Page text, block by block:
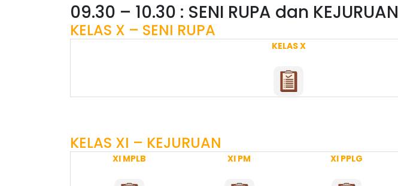
09.30 – 10.30 : SENI RUPA dan KEJURUAN
KELAS X – SENI RUPA
KELAS X
KELAS XI – KEJURUAN
XI MPLB XI PM XI PPLG